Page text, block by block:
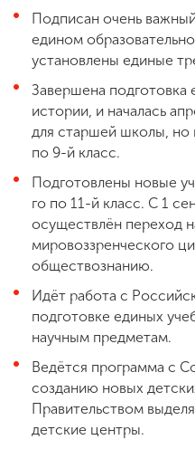
Подписан очень
едином
установлены единые
Завершена подготовка
истории, и началась
для старшей школы,
по 9-й класс.
Подготовлены новые
го по 11-й класс. С 1
осуществлён переход
мировоззренческого
обществознанию.
Идёт работа с
подготовке единых
научным предметам.
Ведётся программа с
созданию новых
Правительством
детские центры.